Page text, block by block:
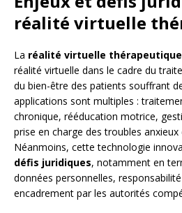
réalité virtuelle
La réalité virtuelle thérapeutique
réalité virtuelle dans le cadre du
du bien-être des patients souffrant
applications sont multiples :
chronique, rééducation motrice,
prise en charge des troubles anxieux
Néanmoins, cette technologie
défis juridiques, notamment en
données personnelles,
encadrement par les autorités